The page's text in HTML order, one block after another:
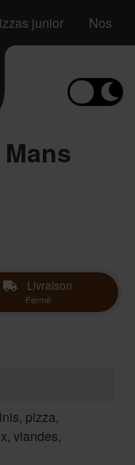
junior Nos
Livraison
Fermé
pizza,
viandes,